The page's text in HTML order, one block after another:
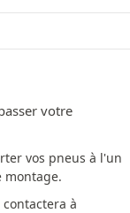
votre
vos pneus à l'un
montage.
à